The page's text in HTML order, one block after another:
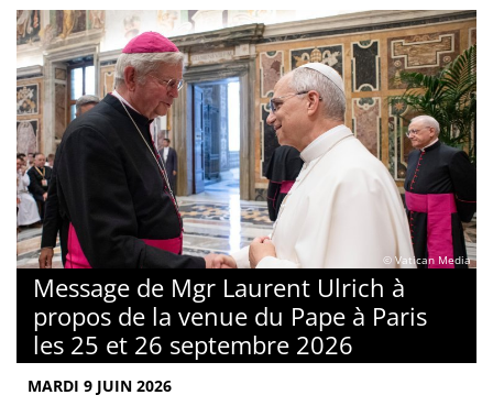
© Vatican Media
Message de Mgr Laurent Ulrich à
propos de la venue du Pape à Paris
les 25 et 26 septembre 2026
MARDI 9 JUIN 2026